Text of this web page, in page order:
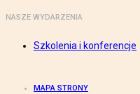
NASZE WYDARZENIA
Szkolenia i konferencje
MAPA STRONY